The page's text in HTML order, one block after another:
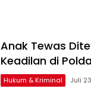
Anak Tewas
Keadilan di
Hukum & Kriminal Juli